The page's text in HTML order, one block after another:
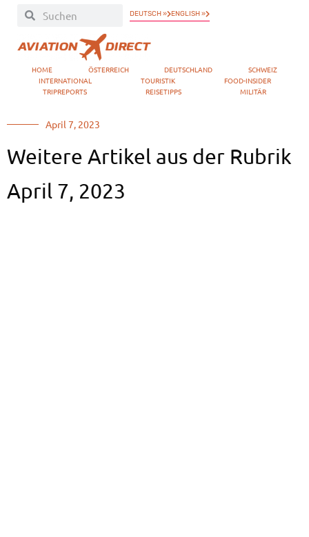
DEUTSCH » ENGLISH »
HOME ÖSTERREICH DEUTSCHLAND
SCHWEIZ
INTERNATIONAL
TOURISTIK
FOOD-INSIDER
TRIPREPORTS
REISETIPPS MILITÄR
April 7, 2023
Weitere Artikel aus der Rubrik
April 7, 2023